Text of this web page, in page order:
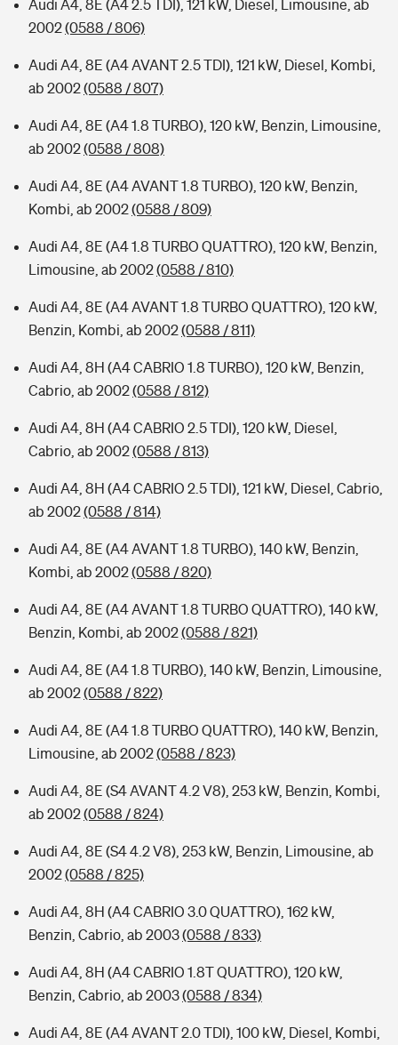
Audi A4, 8E (A4 2.5 TDI), 121 kW, Diesel, Limousine, ab
2002(0588 / 806)
Audi A4, 8E (A4 AVANT 2.5 TDI), 121 kW, Diesel, Kombi,
ab 2002(0588 / 807)
Audi A4, 8E (A4 1.8 TURBO), 120 kW, Benzin, Limousine,
ab 2002(0588 / 808)
Audi A4, 8E (A4 AVANT 1.8 TURBO), 120 kW, Benzin,
Kombi, ab 2002(0588 / 809)
Audi A4, 8E (A4 1.8 TURBO QUATTRO), 120 kW, Benzin,
Limousine, ab 2002(0588 / 810)
Audi A4, 8E (A4 AVANT 1.8 TURBO QUATTRO), 120 kW,
Benzin, Kombi, ab 2002(0588 / 811)
Audi A4, 8H (A4 CABRIO 1.8 TURBO), 120 kW, Benzin,
Cabrio, ab 2002(0588 / 812)
Audi A4, 8H (A4 CABRIO 2.5 TDI), 120 kW, Diesel,
Cabrio, ab 2002(0588 / 813)
Audi A4, 8H (A4 CABRIO 2.5 TDI), 121 kW, Diesel, Cabrio,
ab 2002(0588 / 814)
Audi A4, 8E (A4 AVANT 1.8 TURBO), 140 kW, Benzin,
Kombi, ab 2002(0588 / 820)
Audi A4, 8E (A4 AVANT 1.8 TURBO QUATTRO), 140 kW,
Benzin, Kombi, ab 2002(0588 / 821)
Audi A4, 8E (A4 1.8 TURBO), 140 kW, Benzin, Limousine,
ab 2002(0588 / 822)
Audi A4, 8E (A4 1.8 TURBO QUATTRO), 140 kW, Benzin,
Limousine, ab 2002(0588 / 823)
Audi A4, 8E (S4 AVANT 4.2 V8), 253 kW, Benzin, Kombi,
ab 2002(0588 / 824)
Audi A4, 8E (S4 4.2 V8), 253 kW, Benzin, Limousine, ab
2002(0588 / 825)
Audi A4, 8H (A4 CABRIO 3.0 QUATTRO), 162 kW,
Benzin, Cabrio, ab 2003(0588 / 833)
Audi A4, 8H (A4 CABRIO 1.8T QUATTRO), 120 kW,
Benzin, Cabrio, ab 2003(0588 / 834)
Audi A4, 8E (A4 AVANT 2.0 TDI), 100 kW, Diesel, Kombi,